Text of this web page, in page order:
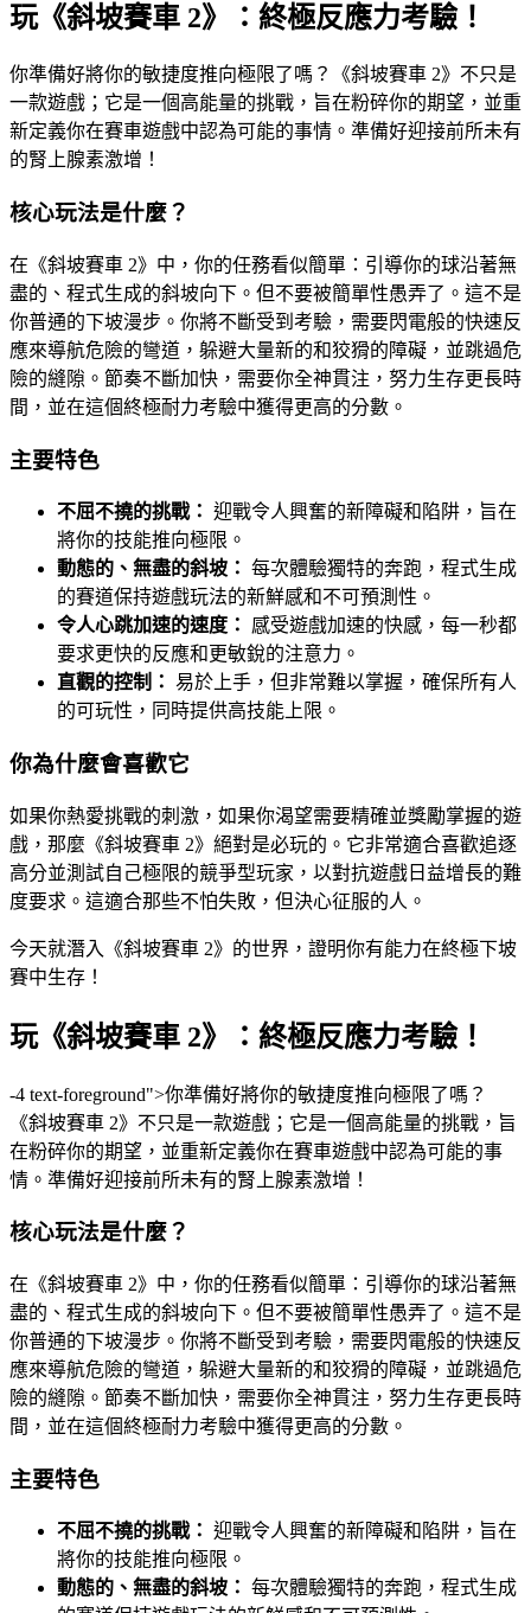
玩《斜坡賽車 2》：終極反應力考驗！
你準備好將你的敏捷度推向極限了嗎？《斜坡賽車 2》不只是
一款遊戲；它是一個高能量的挑戰，旨在粉碎你的期望，並重
新定義你在賽車遊戲中認為可能的事情。準備好迎接前所未有
的腎上腺素激增！
核心玩法是什麼？
在《斜坡賽車 2》中，你的任務看似簡單：引導你的球沿著無
盡的、程式生成的斜坡向下。但不要被簡單性愚弄了。這不是
你普通的下坡漫步。你將不斷受到考驗，需要閃電般的快速反
應來導航危險的彎道，躲避大量新的和狡猾的障礙，並跳過危
險的縫隙。節奏不斷加快，需要你全神貫注，努力生存更長時
間，並在這個終極耐力考驗中獲得更高的分數。
主要特色
不屈不撓的挑戰： 迎戰令人興奮的新障礙和陷阱，旨在
將你的技能推向極限。
動態的、無盡的斜坡： 每次體驗獨特的奔跑，程式生成
的賽道保持遊戲玩法的新鮮感和不可預測性。
令人心跳加速的速度：
感受遊戲加速的快感，每一秒都
要求更快的反應和更敏銳的注意力。
直觀的控制： 易於上手，但非常難以掌握，確保所有人
的可玩性，同時提供高技能上限。
你為什麼會喜歡它
如果你熱愛挑戰的刺激，如果你渴望需要精確並獎勵掌握的遊
戲，那麼《斜坡賽車 2》絕對是必玩的。它非常適合喜歡追逐
高分並測試自己極限的競爭型玩家，以對抗遊戲日益增長的難
度要求。這適合那些不怕失敗，但決心征服的人。
今天就潛入《斜坡賽車 2》的世界，證明你有能力在終極下坡
賽中生存！
玩《斜坡賽車 2》：終極反應力考驗！
-4 text-foreground">你準備好將你的敏捷度推向極限了嗎？
《斜坡賽車 2》不只是一款遊戲；它是一個高能量的挑戰，旨
在粉碎你的期望，並重新定義你在賽車遊戲中認為可能的事
情。準備好迎接前所未有的腎上腺素激增！
核心玩法是什麼？
在《斜坡賽車 2》中，你的任務看似簡單：引導你的球沿著無
盡的、程式生成的斜坡向下。但不要被簡單性愚弄了。這不是
你普通的下坡漫步。你將不斷受到考驗，需要閃電般的快速反
應來導航危險的彎道，躲避大量新的和狡猾的障礙，並跳過危
險的縫隙。節奏不斷加快，需要你全神貫注，努力生存更長時
間，並在這個終極耐力考驗中獲得更高的分數。
主要特色
不屈不撓的挑戰： 迎戰令人興奮的新障礙和陷阱，旨在
將你的技能推向極限。
動態的、無盡的斜坡： 每次體驗獨特的奔跑，程式生成